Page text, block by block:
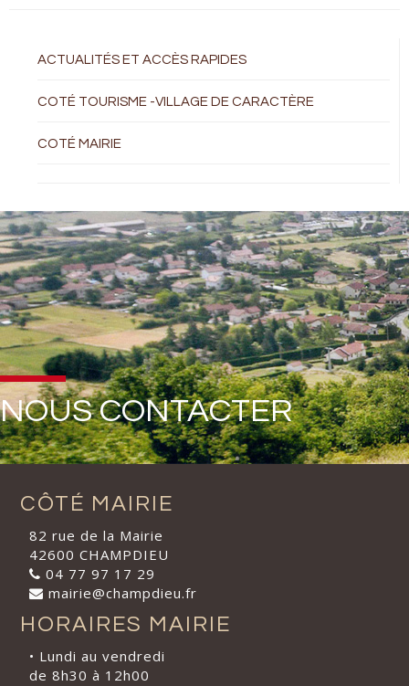
ACTUALITÉS ET ACCÈS RAPIDES
COTÉ TOURISME -VILLAGE DE CARACTÈRE
COTÉ MAIRIE
NOUS CONTACTER
CÔTÉ MAIRIE
82 rue de la Mairie
42600 CHAMPDIEU
04 77 97 17 29
mairie@champdieu.fr
HORAIRES MAIRIE
• Lundi au vendredi
de 8h30 à 12h00